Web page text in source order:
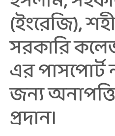
(ইংরেজি),
সরকারি
এর পাসপোর্ট
জন্য
প্রদান।